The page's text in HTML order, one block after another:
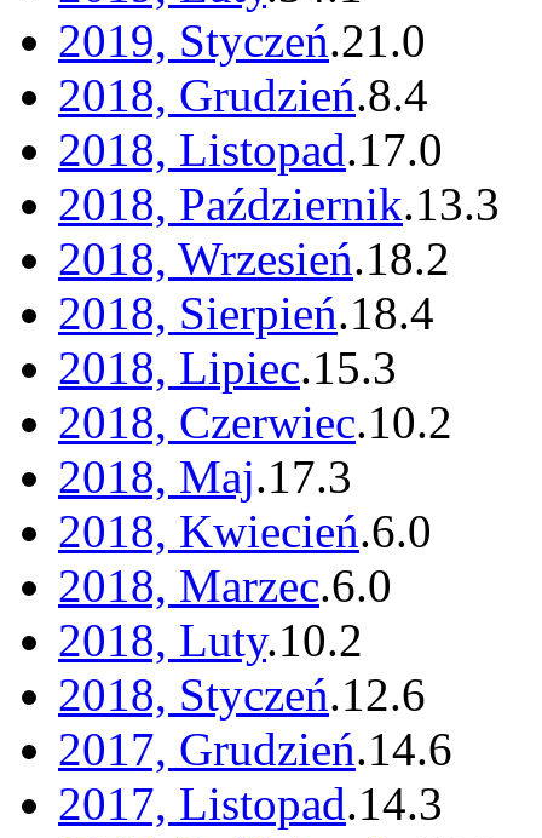
2019, Styczeń.21.0
2018, Grudzień.8.4
2018, Listopad.17.0
2018, Październik.13.3
2018, Wrzesień.18.2
2018, Sierpień.18.4
2018, Lipiec.15.3
2018, Czerwiec.10.2
2018, Maj.17.3
2018, Kwiecień.6.0
2018, Marzec.6.0
2018, Luty.10.2
2018, Styczeń.12.6
2017, Grudzień.14.6
2017, Listopad.14.3